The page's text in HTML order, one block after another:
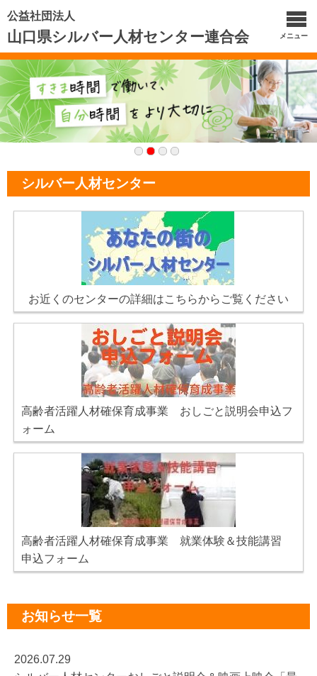
公益社団法人
山口県シルバー人材センター連合会 メニュー
シルバー人材センター
お近くのセンターの詳細はこちらからご覧ください
高齢者活躍人材確保育成事業 おしごと説明会申込フ
ォーム
高齢者活躍人材確保育成事業 就業体験＆技能講習
申込フォーム
お知らせ一覧
2026.07.29